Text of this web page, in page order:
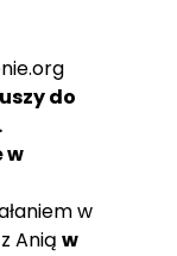
do
w
w
Anią w